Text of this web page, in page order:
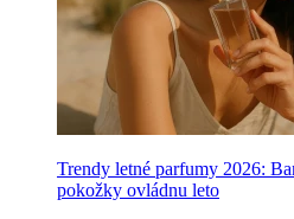
Trendy letné parfumy 2026:
pokožky ovládnu leto